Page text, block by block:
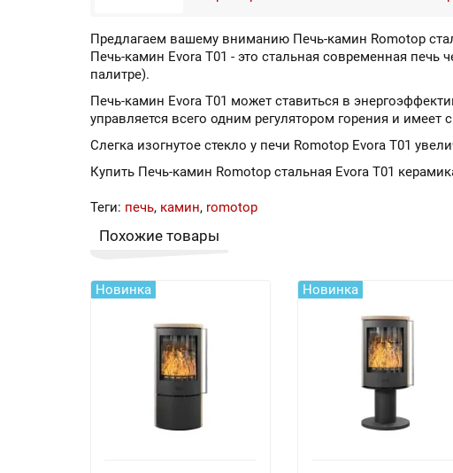
Предлагаем вашему вниманию Печь-камин Romotop
Печь-камин Evora T01 - это стальная современная
палитре).
Печь-камин Evora T01 может ставиться в
управляется всего одним регулятором горения и
Слегка изогнутое стекло у печи Romotop Evora T01
Купить Печь-камин Romotop стальная Evora T01
Теги: печь, камин, romotop
Похожие товары
Новинка Новинка